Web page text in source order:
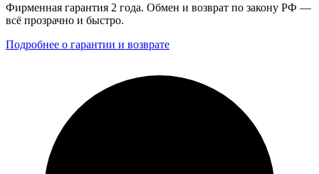
Фирменная гарантия 2 года. Обмен и возврат по закону РФ —
всё прозрачно и быстро.
Подробнее о гарантии и возврате